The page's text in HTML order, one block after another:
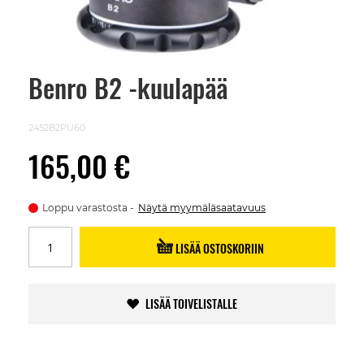
Benro B2 -kuulapää
2452B2PU60
165,00 €
Loppu varastosta Näytä myymäläsaatavuus
LISÄÄ OSTOSKORIIN
LISÄÄ TOIVELISTALLE
Skip
images
gallery